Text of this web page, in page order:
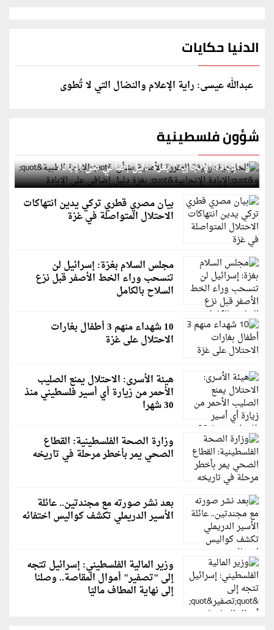
الدنيا حكايات
عبدالله عيسى: راية الإعلام والنضال التي لا تُطوى
شؤون فلسطينية
الخارجية: وثيقة المقررة الأممية بشأن "الإبادة الطبية"
و"الإبادة الإنجابية" بغزة دليل إضافي على الإبادة
بيان مصري قطري تركي يدين انتهاكات
الاحتلال المتواصلة في غزة
مجلس السلام بغزة: إسرائيل لن
تنسحب وراء الخط الأصفر قبل نزع
السلاح بالكامل
10 شهداء منهم 3 أطفال بغارات
الاحتلال على غزة
هيئة الأسرى: الاحتلال يمنع الصليب
الأحمر من زيارة أي أسير فلسطيني منذ
30 شهرا
وزارة الصحة الفلسطينية: القطاع
الصحي يمر بأخطر مرحلة في تاريخه
بعد نشر صورته مع مجندتين.. عائلة
الأسير الدريملي تكشف كواليس اختفائه
وزير المالية الفلسطيني: إسرائيل تتجه
إلى "تصفير" أموال المقاصة.. وصلنا
إلى نهاية المطاف ماليًا